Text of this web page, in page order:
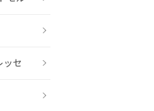
ッセ